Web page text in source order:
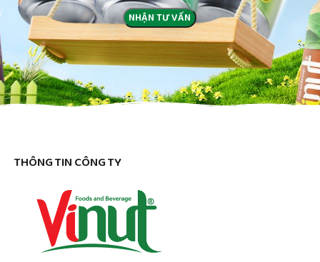
THÔNG TIN CÔNG TY